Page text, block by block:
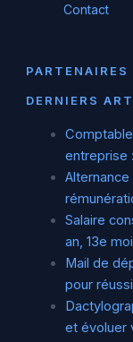
Contact
PARTENAIRES
DERNIERS
entreprise
Salaire
an, 13e
Mail de
pour
et évoluer